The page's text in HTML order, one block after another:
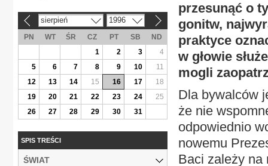
przesunąć o
gonitw,
praktyce
w głowie
mogli
Dla bywalców
że nie
odpowiednio
nowemu
Baci zależy na
sierpień 1996
PN WT ŚR CZ PT SB
ND
1
2 3
4
5
6 7 8 9 10
11
12
13 14 15 16 17
18
19
20 21 22 23 24
25
26
27 28 29 30 31
SPIS TREŚCI
ŚWIAT